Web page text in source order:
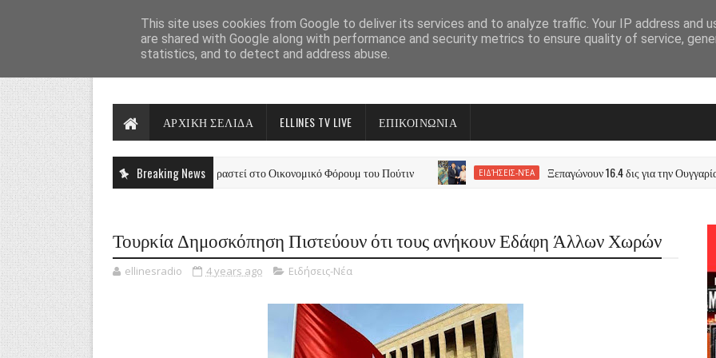
ΑΡΧΙΚΗ ΣΕΛΙΔΑ ELLINES TV LIVE ΕΠΙΚΟΙΝΩΝΙΑ
Breaking News
Το Γερμανικό κόμμα AfD θα παραστεί στο Οικονομικό Φόρουμ του Πούτιν ΕΙΔΉΣΕΙΣ-ΝΈΑ Ξεπαγώνουν 16.4 δις για την Ουγγαρία από
Τουρκία Δημοσκόπηση Πιστεύουν ότι τους ανήκουν Εδάφη Άλλων Χωρών
ellinesradio 4 years ago Ειδήσεις-Νέα
This site uses cookies from Google to deliver its services and to analyze traffic. Your IP address and
are shared with Google along with performance and security metrics to ensure quality of service,
statistics, and to detect and address abuse.